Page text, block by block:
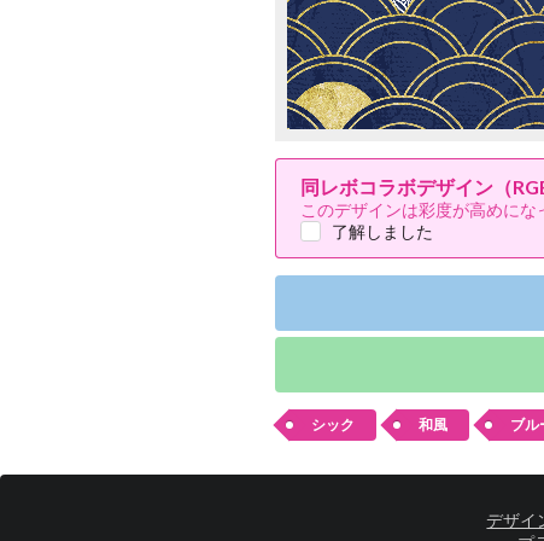
同レボコラボデザイン（
このデザインは彩度が高めに
了解しました
シック 和風 ブル
デザイ